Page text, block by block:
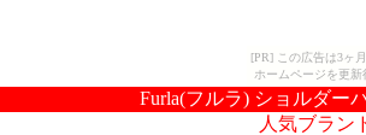
[PR] この広告は3ヶ
ホームページを更
Furla(フルラ) ショルダー
人気ブラン